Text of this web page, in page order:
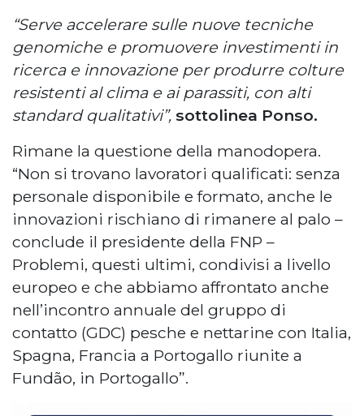
“Serve accelerare sulle nuove tecniche
genomiche e promuovere investimenti in
ricerca e innovazione per produrre colture
resistenti al clima e ai parassiti, con alti
standard qualitativi”, sottolinea Ponso.
Rimane la questione della manodopera.
“Non si trovano lavoratori qualificati: senza
personale disponibile e formato, anche le
innovazioni rischiano di rimanere al palo –
conclude il presidente della FNP –
Problemi, questi ultimi, condivisi a livello
europeo e che abbiamo affrontato anche
nell’incontro annuale del gruppo di
contatto (GDC) pesche e nettarine con Italia,
Spagna, Francia a Portogallo riunite a
Fundão, in Portogallo”.